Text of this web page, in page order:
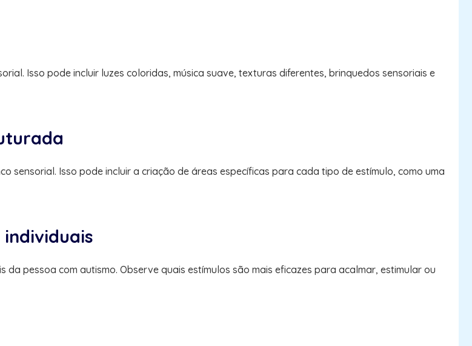
Isso pode incluir luzes coloridas, música suave, texturas diferentes, brinquedos sensoriais e
sensorial. Isso pode incluir a criação de áreas específicas para cada tipo de estímulo, como uma
individuais
pessoa com autismo. Observe quais estímulos são mais eficazes para acalmar, estimular ou